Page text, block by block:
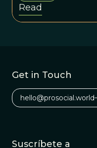
Read
Get in Touch
hello@prosocial.world
Suscríbete a